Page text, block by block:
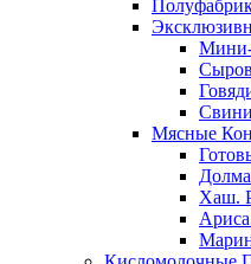
Мясные
Долма
Хаш.